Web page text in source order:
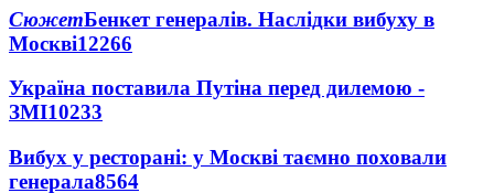
СюжетБенкет генералів. Наслідки вибуху в
Москві12266
Україна поставила Путіна перед дилемою -
ЗМІ10233
Вибух у ресторані: у Москві таємно поховали
генерала8564